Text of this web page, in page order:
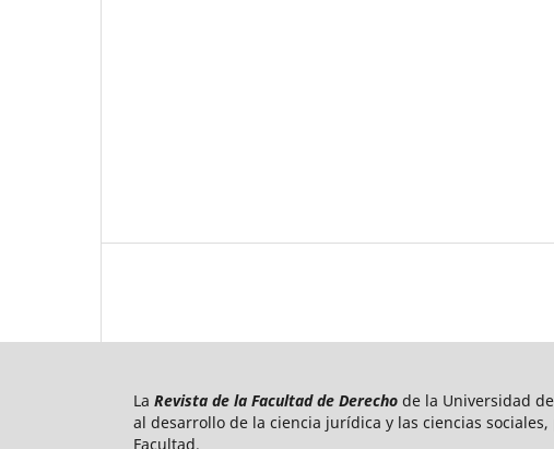
La Revista de la Facultad de Derecho de la Universidad
al desarrollo de la ciencia jurídica y las ciencias
Facultad.